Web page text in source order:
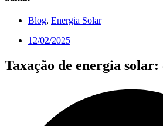
Blog, Energia Solar
12/02/2025
Taxação de energia